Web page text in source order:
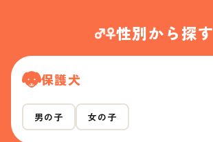
性別から探す
保護犬
男の子 女の子